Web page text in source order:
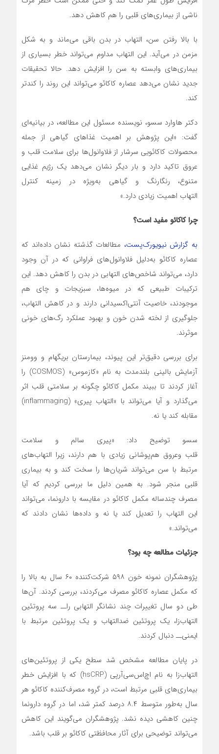
ناشی از بیماری‌های قلبی را هم کاهش دهد.
با بالا رفتن سن، التهاب در بدن باقی می‌ماند و به شکل
مزمن در می‌آید. این التهاب مداوم می‌تواند خطر بسیاری از
بیماری‌های وابسته به سن را افزایش دهد. حالا تحقیقات
جدید نشان می‌دهد عصاره‌ کاکائو می‌تواند این روند را کندتر
کند.
دکتر هاوارد سسو، نویسنده مسئول این مطالعه، در بیانیه‌ای
گفت: «این پژوهش بر اهمیت غذاهای گیاهی از جمله
محصولات کاکائویی سرشار از فلاوانول‌ها برای سلامت قلب و
عروق تاکید دارد و بار دیگر نشان می‌دهد یک رژیم غذایی
متنوع، رنگارنگ و گیاهی به‌ویژه در زمینه‌ کنترل
التهاب اهمیت زیادی دارد.»
چرا کاکائو مفید است؟
به‌ گزارش نیویورک‌پست، مطالعات گذشته نشان داده‌اند که
عصاره کاکائو به‌دلیل فلاوانول‌های فراوانی که در آن وجود
دارد، می‌تواند شاخص‌های التهابی در بدن را کاهش دهد. این
ترکیبات طبیعی که در میوه‌ها، سبزیجات و چای هم
موجودند، خاصیت آنتی‌اکسیدانی دارند و در کاهش التهاب،
جلوگیری از لخته‌ شدن خون و بهبود عملکرد رگ‌های خونی
موثرند.
برای بررسی دقیق‌تر این پیوند، بیمارستان بریگهام و وومنز
آزمایش بالینی بلندمدت به نام «کازموس» (‌COSMOS‌) را
آغاز کردند تا ببیند مکمل کاکائو چگونه بر سلامتی قلب اثر
می‌گذارد و آیا می‌تواند با «التهاب پیری» (inflammaging)
مقابله کند یا نه.
سسو توضیح داد: «پیری سالم و سلامت
قلب وعروق هم‌پوشانی زیادی با هم دارند، زیرا التهاب‌های
مرتبط با سن می‌تواند شریان‌ها را سخت کند و به بیماری
قلبی منجر شود. به همین دلیل ما بررسی کردیم که آیا
مصرف چندساله‌ مکمل کاکائو در مقایسه با دارونما، می‌تواند
این التهاب را تعدیل کند یا نه و داده‌ها نشان دادند که
می‌تواند.»
جزئیات مطالعه چه بود؟
پژوهشگران نمونه خون ۵۹۸ شرکت‌کننده ۶۰ سال به بالا را
که مکمل عصاره کاکائو مصرف می‌کردند، بررسی کردند. آن‌ها
طی دو سال تغییرات چند نشانگر التهابی را‌ــ سه پروتئین
التهاب‌زا، یک پروتئین ضدالتهاب و یک پروتئین مرتبط با
ایمنی‌ــ دنبال کردند.
در پایان مطالعه مشخص شد سطح یکی از پروتئین‌های
التهاب‌زا به نام اچ‌اس‌سی‌آر‌پی (hsCRP) که با افزایش خطر
بیماری‌های قلبی مرتبط است، در گروه مصرف‌کننده‌ کاکائو هر
سال به‌طور متوسط ۸.۴ درصد کمتر شد، اما در گروه دارونما
چنین کاهشی دیده نشد. پژوهشگران می‌گویند این کاهش
می‌تواند توضیحی برای آثار محافظتی کاکائو بر قلب باشد.